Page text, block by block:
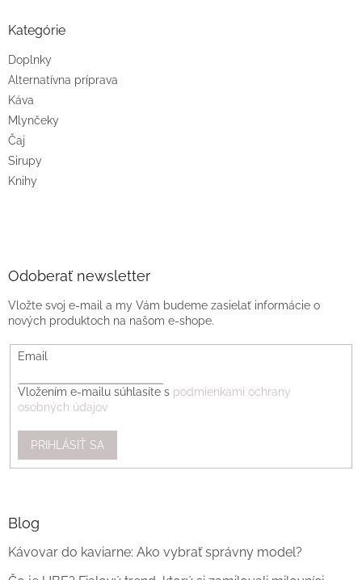
Kategórie
Doplnky
Alternatívna príprava
Káva
Mlynčeky
Čaj
Sirupy
Knihy
Odoberať newsletter
Vložte svoj e-mail a my Vám budeme zasielať informácie o
nových produktoch na našom e-shope.
Email
Vložením e-mailu súhlasíte s podmienkami ochrany
osobných údajov
PRIHLÁSIŤ SA
Blog
Kávovar do kaviarne: Ako vybrať správny model?